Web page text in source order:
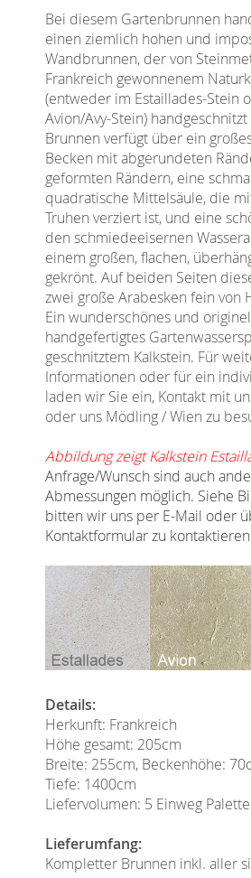
Bei diesem Gartenbrunnen
einen ziemlich hohen und
Wandbrunnen, der von
Frankreich gewonnenem
(entweder im Estaillades-Stein
Avion/Avy-Stein)
Brunnen verfügt über ein
Becken mit abgerundeten
geformten Rändern, eine
quadratische Mittelsäule, die
Truhen verziert ist, und eine
den schmiedeeisernen
einem großen, flachen,
gekrönt. Auf beiden Seiten
zwei große Arabesken fein von
Ein wunderschönes und
handgefertigtes
geschnitztem Kalkstein. Für
Informationen oder für ein
laden wir Sie ein, Kontakt mit
oder uns Mödling / Wien zu
Abbildung zeigt Kalkstein
Anfrage/Wunsch sind auch
Abmessungen möglich. Siehe
bitten wir uns per E-Mail oder
Kontaktformular zu
Details:
Herkunft: Frankreich
Höhe gesamt: 205cm
Breite: 255cm, Beckenhöhe:
Tiefe: 1400cm
Liefervolumen: 5 Einweg
Lieferumfang:
Kompletter Brunnen inkl. aller